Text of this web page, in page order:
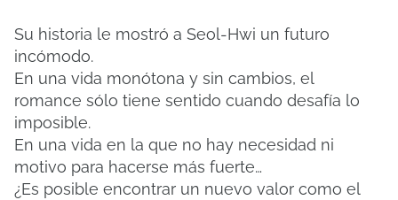
Su historia le mostró a Seol-Hwi un futuro
incómodo.
En una vida monótona y sin cambios, el
romance sólo tiene sentido cuando desafía lo
imposible.
En una vida en la que no hay necesidad ni
motivo para hacerse más fuerte…
¿Es posible encontrar un nuevo valor como el